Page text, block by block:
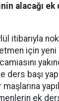
alacağı
itibarıyla
için
ders başı
ek